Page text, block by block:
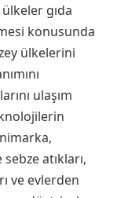
gıda
konusunda
ülkelerini
ulaşım
atıkları,
ve evlerden